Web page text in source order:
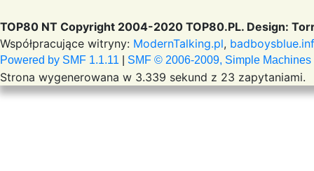
TOP80 NT Copyright 2004-2020 TOP80.PL. Design:
Współpracujące witryny: ModernTalking.pl,
Powered by SMF 1.1.11 SMF © 2006-2009, Simple Machines
Strona wygenerowana w 3.339 sekund z 23 zapytaniami.